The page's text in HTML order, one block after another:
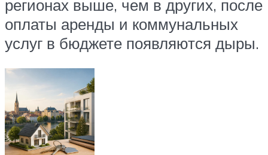
регионах выше, чем в других, после
оплаты аренды и коммунальных
услуг в бюджете появляются дыры.